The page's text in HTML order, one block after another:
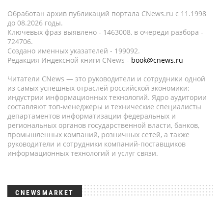
Обработан архив публикаций портала CNews.ru c 11.1998
до 08.2026 годы.
Ключевых фраз выявлено - 1463008, в очереди разбора -
724706.
Создано именных указателей - 199092.
Редакция Индексной книги CNews - book@cnews.ru
Читатели CNews — это руководители и сотрудники одной
из самых успешных отраслей российской экономики:
индустрии информационных технологий. Ядро аудитории
составляют топ-менеджеры и технические специалисты
департаментов информатизации федеральных и
региональных органов государственной власти, банков,
промышленных компаний, розничных сетей, а также
руководители и сотрудники компаний-поставщиков
информационных технологий и услуг связи.
CNEWSMARKET